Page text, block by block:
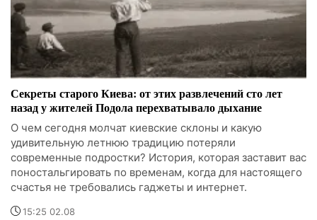
Секреты старого Киева: от этих развлечений сто лет
назад у жителей Подола перехватывало дыхание
О чем сегодня молчат киевские склоны и какую
удивительную летнюю традицию потеряли
современные подростки? История, которая заставит вас
поностальгировать по временам, когда для настоящего
счастья не требовались гаджеты и интернет.
15:25 02.08